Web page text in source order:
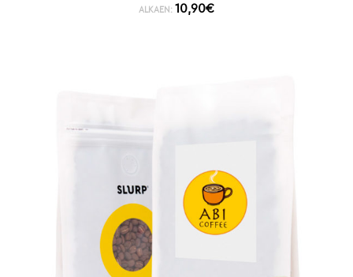
ALKAEN: 10,90€